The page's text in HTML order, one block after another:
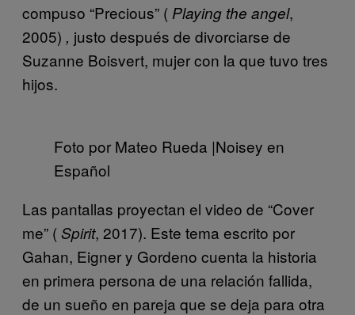
compuso “Precious” ( Playing the angel,
2005) , justo después de divorciarse de
Suzanne Boisvert, mujer con la que tuvo tres
hijos.
Foto por Mateo Rueda |Noisey en
Español
Las pantallas proyectan el video de “Cover
me” (Spirit, 2017). Este tema escrito por
Gahan, Eigner y Gordeno cuenta la historia
en primera persona de una relación fallida,
de un sueño en pareja que se deja para otra